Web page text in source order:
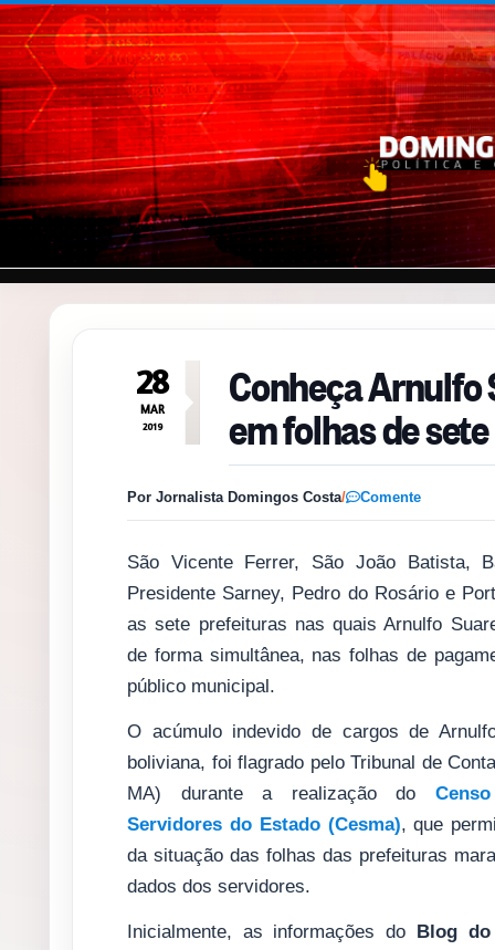
Pular para o conteúdo
28
MAR
2019
Conheça Arnulfo
em folhas de
Por Jornalista Domingos Costa/ Comente
São Vicente Ferrer, São João Batista,
Presidente Sarney, Pedro do Rosário e
as sete prefeituras nas quais Arnulfo
de forma simultânea, nas folhas de
público municipal.
O acúmulo indevido de cargos de
boliviana, foi flagrado pelo Tribunal de
MA) durante a realização do
Servidores do Estado (Cesma), que
da situação das folhas das prefeituras
dados dos servidores.
Inicialmente, as informações do Blog do